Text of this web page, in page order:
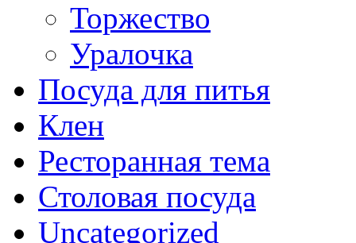
Торжество
Уралочка
Посуда для питья
Клен
Ресторанная тема
Столовая посуда
Uncategorized